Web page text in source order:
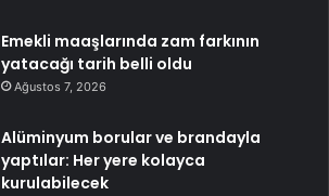
Emekli maaşlarında zam farkının
yatacağı tarih belli oldu
Ağustos 7, 2026
Alüminyum borular ve brandayla
yaptılar: Her yere kolayca
kurulabilecek